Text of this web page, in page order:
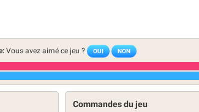
Vous avez aimé ce jeu ? OUI NON
Commandes du jeu